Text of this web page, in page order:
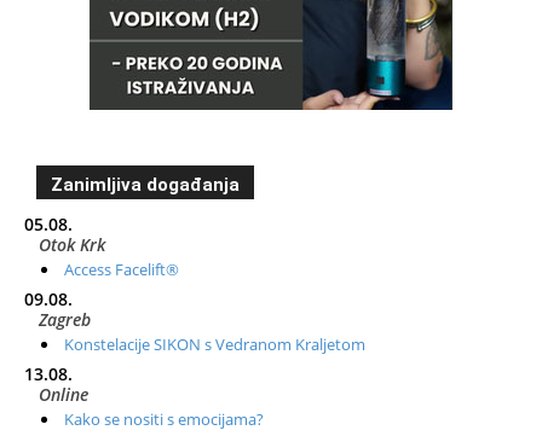
Zanimljiva događanja
05.08.
Otok Krk
Access Facelift®
09.08.
Zagreb
Konstelacije SIKON s Vedranom Kraljetom
13.08.
Online
Kako se nositi s emocijama?